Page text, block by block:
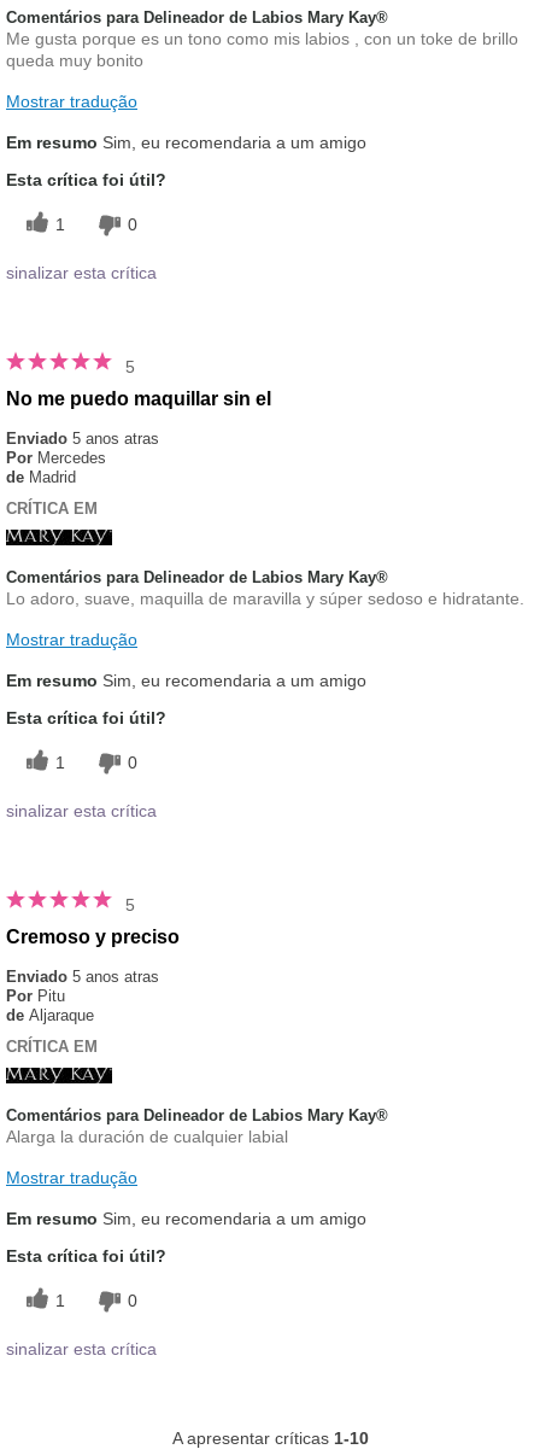
Comentários para Delineador de Labios Mary Kay®
Me gusta porque es un tono como mis labios , con un toke de brillo
queda muy bonito
Mostrar tradução
Em resumo Sim, eu recomendaria a um amigo
Esta crítica foi útil?
1 0
sinalizar esta crítica
5
No me puedo maquillar sin el
Enviado 5 anos atras
Por Mercedes
de Madrid
CRÍTICA EM
Comentários para Delineador de Labios Mary Kay®
Lo adoro, suave, maquilla de maravilla y súper sedoso e hidratante.
Mostrar tradução
Em resumo Sim, eu recomendaria a um amigo
Esta crítica foi útil?
1 0
sinalizar esta crítica
5
Cremoso y preciso
Enviado 5 anos atras
Por Pitu
de Aljaraque
CRÍTICA EM
Comentários para Delineador de Labios Mary Kay®
Alarga la duración de cualquier labial
Mostrar tradução
Em resumo Sim, eu recomendaria a um amigo
Esta crítica foi útil?
1 0
sinalizar esta crítica
A apresentar críticas 1-10